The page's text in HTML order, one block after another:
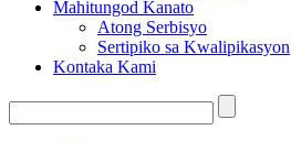
Mahitungod Kanato
Atong Serbisyo
Sertipiko sa Kwalipikasyon
Kontaka Kami